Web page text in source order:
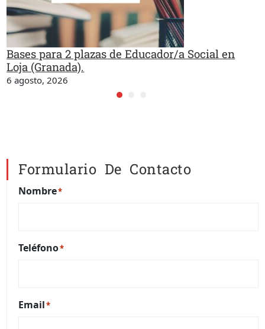
Bases para 2 plazas de Educador/a Social en
Loja (Granada).
6 agosto, 2026
Formulario De Contacto
Nombre*
Teléfono*
Email*